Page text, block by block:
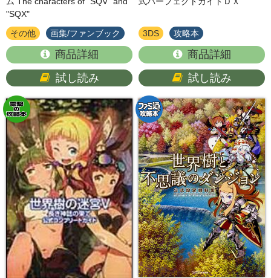
"SQX"
その他 画集/ファンブック
商品詳細
試し読み
3DS 攻略本
商品詳細
試し読み